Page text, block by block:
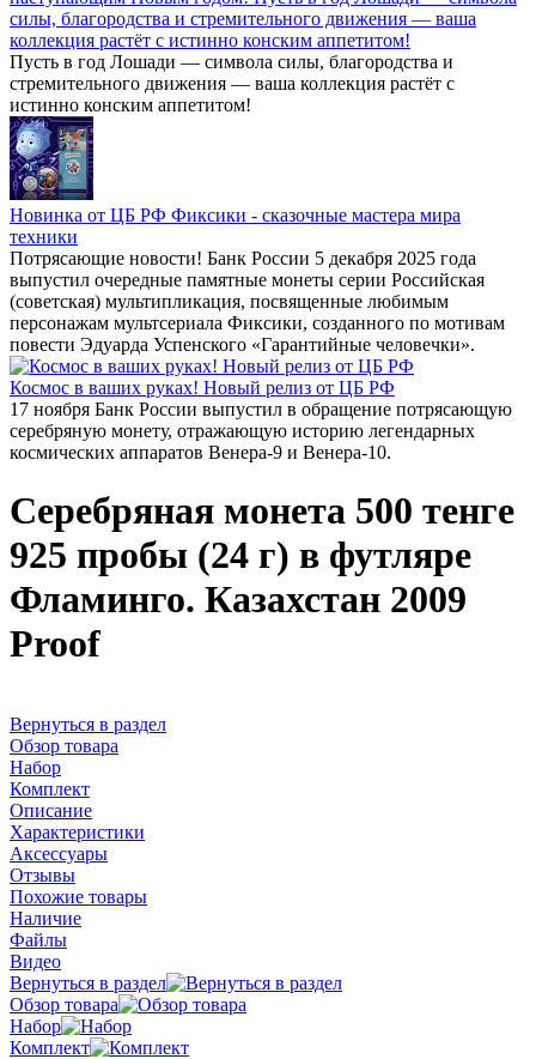
силы, благородства и стремительного движения — ваша
коллекция растёт с истинно конским аппетитом!
Пусть в год Лошади — символа силы, благородства и
стремительного движения — ваша коллекция растёт с
истинно конским аппетитом!
Новинка от ЦБ РФ Фиксики - сказочные мастера мира
техники
Потрясающие новости! Банк России 5 декабря 2025 года
выпустил очередные памятные монеты серии Российская
(советская) мультипликация, посвященные любимым
персонажам мультсериала Фиксики, созданного по мотивам
повести Эдуарда Успенского «Гарантийные человечки».
Космос в ваших руках! Новый релиз от ЦБ РФ
17 ноября Банк России выпустил в обращение потрясающую
серебряную монету, отражающую историю легендарных
космических аппаратов Венера-9 и Венера-10.
Серебряная монета 500 тенге
925 пробы (24 г) в футляре
Фламинго. Казахстан 2009
Proof
Вернуться в раздел
Обзор товара
Набор
Комплект
Описание
Характеристики
Аксессуары
Отзывы
Похожие товары
Наличие
Файлы
Видео
Вернуться в раздел
Обзор товара
Набор
Комплект